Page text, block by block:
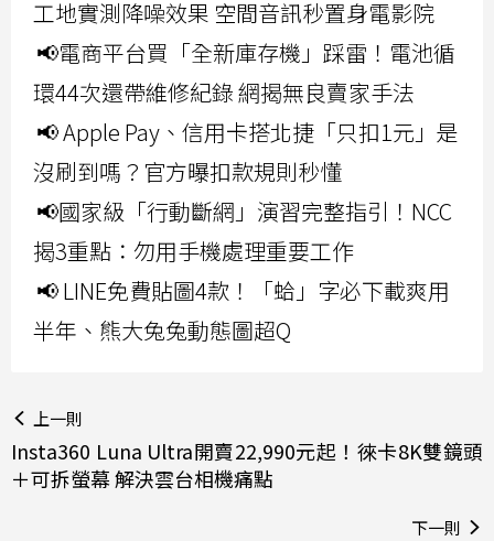
工地實測降噪效果 空間音訊秒置身電影院
📢電商平台買「全新庫存機」踩雷！電池循
環44次還帶維修紀錄 網揭無良賣家手法
📢 Apple Pay、信用卡搭北捷「只扣1元」是
沒刷到嗎？官方曝扣款規則秒懂
📢國家級「行動斷網」演習完整指引！NCC
揭3重點：勿用手機處理重要工作
📢 LINE免費貼圖4款！「蛤」字必下載爽用
半年、熊大兔兔動態圖超Q
上一則
Insta360 Luna Ultra開賣22,990元起！徠卡8K雙鏡頭
＋可拆螢幕 解決雲台相機痛點
下一則